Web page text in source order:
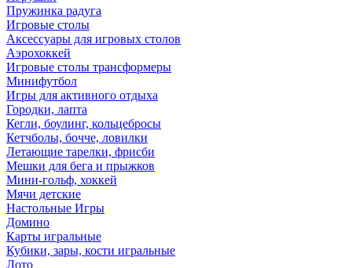
Пружинка радуга
Игровые столы
Аксессуары для игровых столов
Аэрохоккей
Игровые столы трансформеры
Минифутбол
Игры для активного отдыха
Городки, лапта
Кегли, боулинг, кольцебросы
Кетчболы, бочче, ловилки
Летающие тарелки, фрисби
Мешки для бега и прыжков
Мини-гольф, хоккей
Мячи детские
Настольные Игры
Домино
Карты игральные
Кубики, зары, кости игральные
Лото